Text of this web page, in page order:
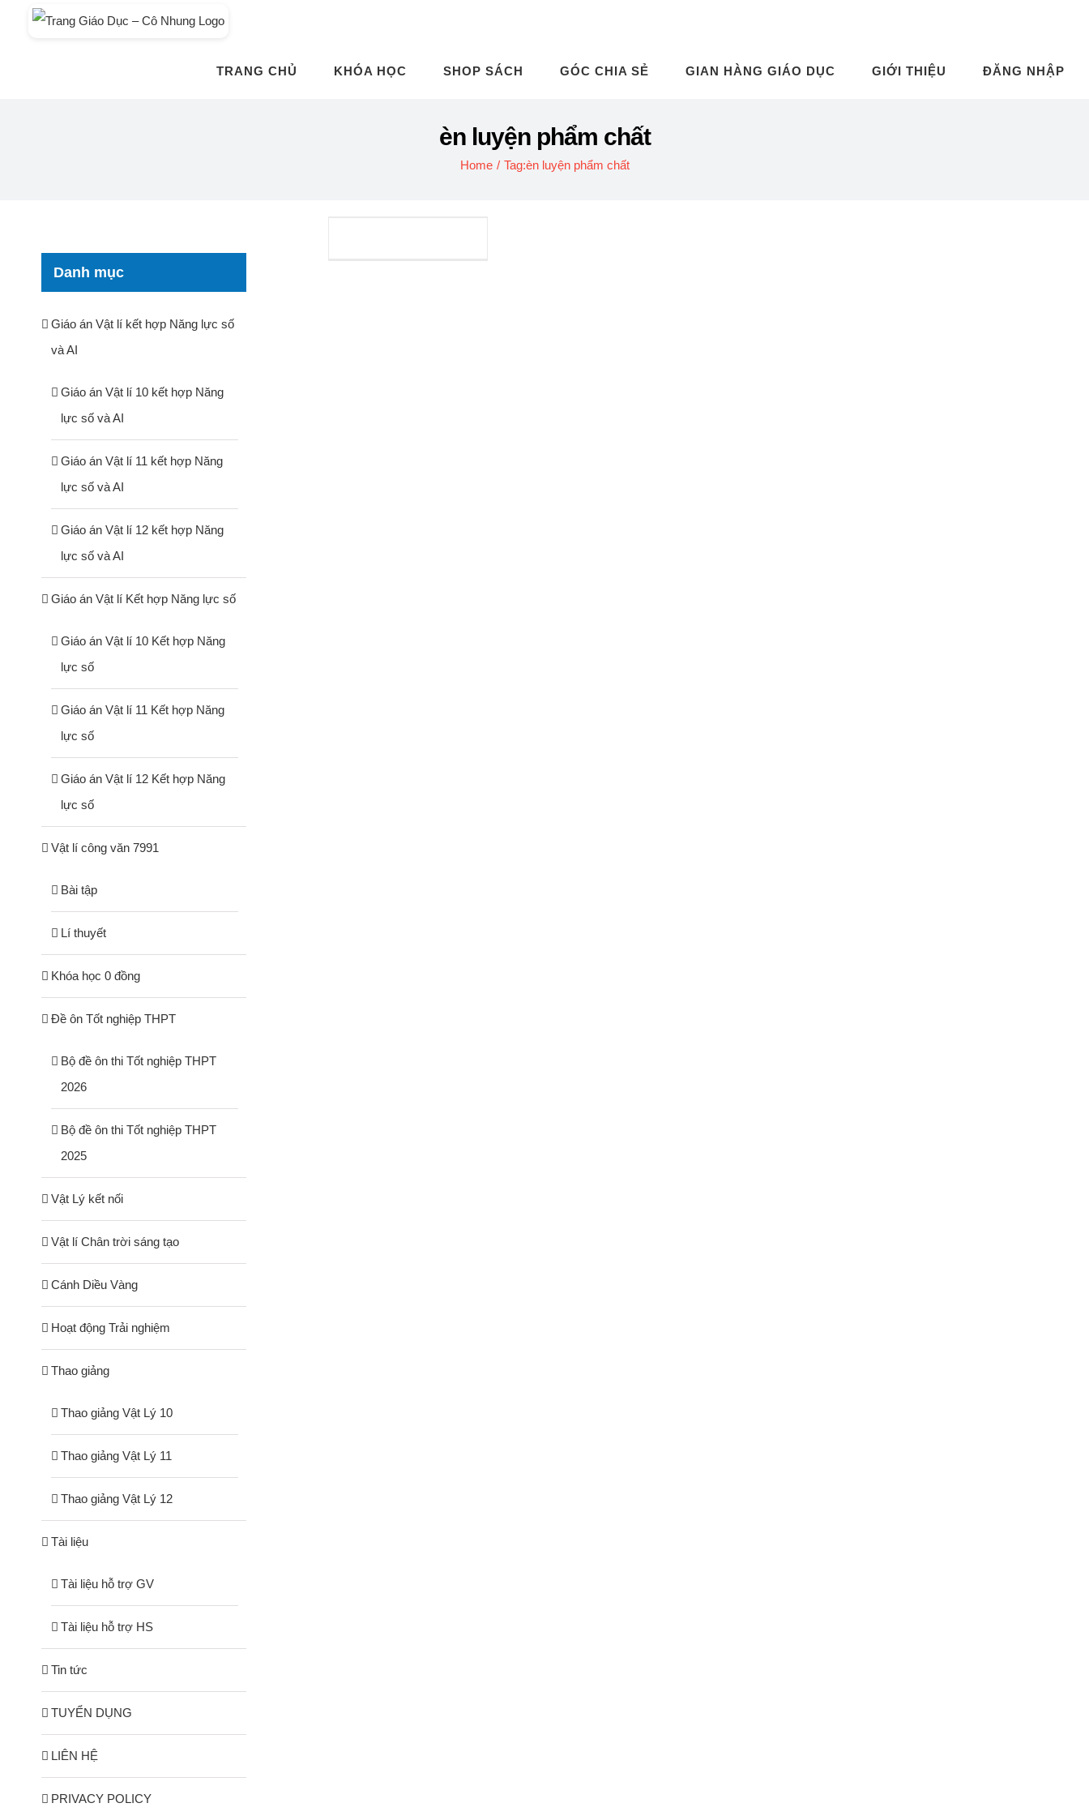
TRANG CHỦ KHÓA HỌC SHOP SÁCH GÓC CHIA SẺ GIAN HÀNG GIÁO DỤC GIỚI THIỆU ĐĂNG NHẬP
èn luyện phẩm chất
Home / Tag:èn luyện phẩm chất
Danh mục
Giáo án Vật lí kết hợp Năng lực số
và AI
Giáo án Vật lí 10 kết hợp Năng
lực số và AI
Giáo án Vật lí 11 kết hợp Năng
lực số và AI
Giáo án Vật lí 12 kết hợp Năng
lực số và AI
Giáo án Vật lí Kết hợp Năng lực số
Giáo án Vật lí 10 Kết hợp Năng
lực số
Giáo án Vật lí 11 Kết hợp Năng
lực số
Giáo án Vật lí 12 Kết hợp Năng
lực số
Vật lí công văn 7991
Bài tập
Lí thuyết
Khóa học 0 đồng
Đề ôn Tốt nghiệp THPT
Bộ đề ôn thi Tốt nghiệp THPT
2026
Bộ đề ôn thi Tốt nghiệp THPT
2025
Vật Lý kết nối
Vật lí Chân trời sáng tạo
Cánh Diều Vàng
Hoạt động Trải nghiệm
Thao giảng
Thao giảng Vật Lý 10
Thao giảng Vật Lý 11
Thao giảng Vật Lý 12
Tài liệu
Tài liệu hỗ trợ GV
Tài liệu hỗ trợ HS
Tin tức
TUYỂN DỤNG
LIÊN HỆ
PRIVACY POLICY